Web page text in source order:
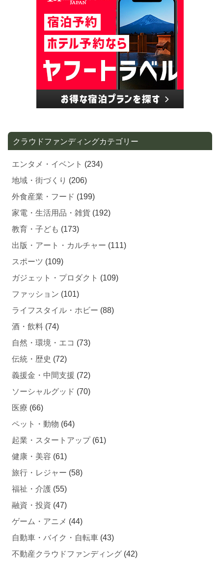
エンタメ・イベント(234)
地域・街づくり(206)
外食産業・フード(199)
家電・生活用品・雑貨(192)
教育・子ども(173)
出版・アート・カルチャー
スポーツ (109)
ガジェット・プロダクト
ファッション (101)
ライフスタイル・ホビー
酒・飲料 (74)
自然・環境・エコ
伝統・歴史 (72)
義援金・中間支援
ソーシャルグッド (70)
医療 (66)
ペット・動物
起業・スタートアップ
健康・美容 (61)
旅行・レジャー
福祉・介護(55)
融資・投資 (47)
ゲーム・アニメ
自動車・バイク・自転車
不動産クラウドファンディング
ふるさと納税 (35)